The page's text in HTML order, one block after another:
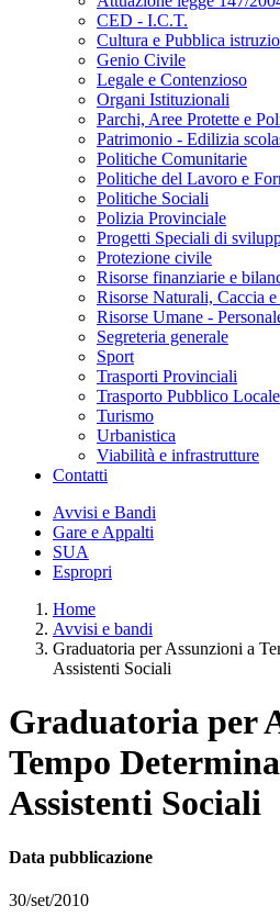
CED - I.C.T.
Cultura e Pubblica
Genio Civile
Legale e Contenzioso
Organi Istituzionali
Parchi, Aree Protette e
Patrimonio - Edilizia
Politiche Comunitarie
Politiche del Lavoro e
Politiche Sociali
Polizia Provinciale
Progetti Speciali di
Protezione civile
Risorse finanziarie e
Risorse Naturali, Caccia e
Risorse Umane -
Segreteria generale
Sport
Trasporti Provinciali
Trasporto Pubblico Locale
Turismo
Urbanistica
Viabilità e infrastrutture
Contatti
Avvisi e Bandi
Gare e Appalti
SUA
Espropri
Home
Avvisi e bandi
Graduatoria per Assunzioni a
Assistenti Sociali
Graduatoria per
Tempo
Assistenti Sociali
Data pubblicazione
30/set/2010